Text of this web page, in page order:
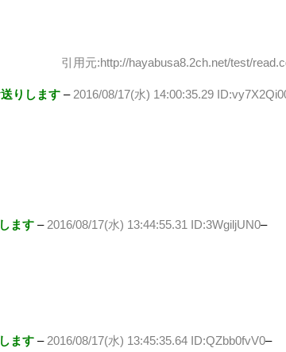
引用元:http://hayabusa8.2ch.net/test/
りします –2016/08/17(水) 14:00:35.29
ます –2016/08/17(水) 13:44:55.31 ID:3WgiljUN0–
ます –2016/08/17(水) 13:45:35.64 ID:QZbb0fvV0–